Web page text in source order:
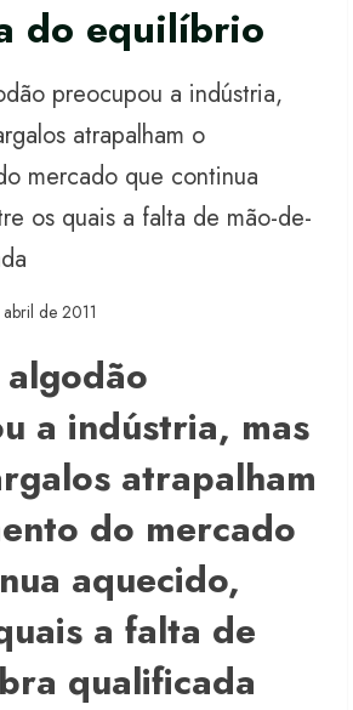
do equilíbrio
preocupou a indústria,
atrapalham o
mercado que continua
os quais a falta de mão-de-
de 2011
a indústria, mas
atrapalham
do mercado
aquecido,
a falta de
qualificada